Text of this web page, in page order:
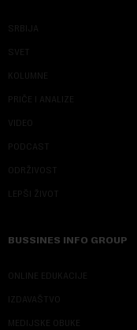
SRBIJA
SVET
KOLUMNE
PRIČE I ANALIZE
VIDEO
PODCAST
ODRŽIVOST
LEPŠI ŽIVOT
BUSSINES INFO GROUP
ONLINE EDUKACIJE
IZDAVAŠTVO
MEDIJSKE OBUKE